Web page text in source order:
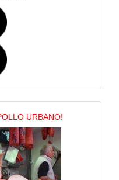
URBANO!